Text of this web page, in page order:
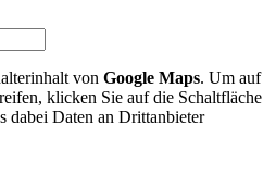
von Google Maps. Um auf
klicken Sie auf die Schaltfläche
dabei Daten an Drittanbieter